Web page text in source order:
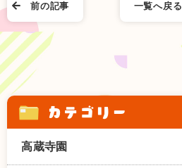
一覧へ戻る
前の記事
カテゴリー
高蔵寺園